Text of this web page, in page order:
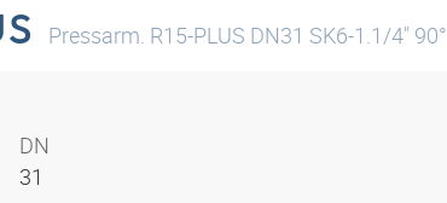
Pressarm. R15-PLUS DN31 SK6-1.1/4" 90°
DN
31